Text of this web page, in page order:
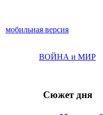
мобильная версия
ВОЙНА и МИР
Сюжет дня